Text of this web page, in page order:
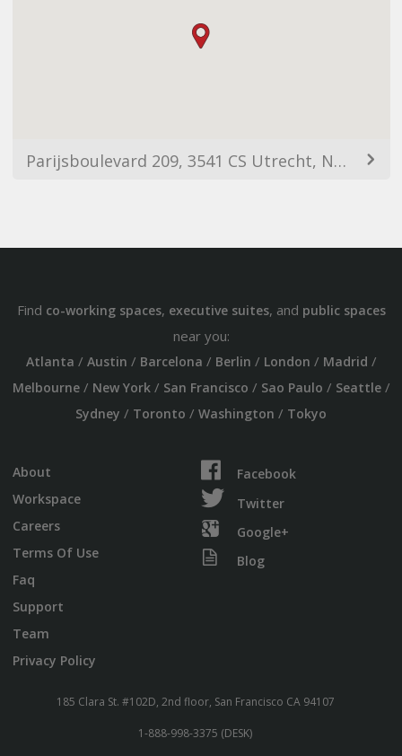
Parijsboulevard 209, 3541 CS Utrecht, Netherlands
Find co-working spaces, executive suites, and public spaces
near you:
Atlanta / Austin / Barcelona / Berlin / London / Madrid /
Melbourne/ New York/ San Francisco / Sao Paulo / Seattle/
Sydney / Toronto / Washington / Tokyo
About
Workspace
Careers
Terms Of Use
Faq
Support
Team
Privacy Policy
Facebook
Twitter
Google+
Blog
185 Clara St. #102D, 2nd floor, San Francisco CA 94107
1-888-998-3375 (DESK)